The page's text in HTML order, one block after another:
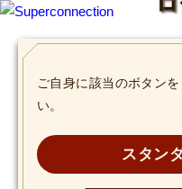
ご自身に該当のボタン
い。
スタン
INFO
SHIHO’s